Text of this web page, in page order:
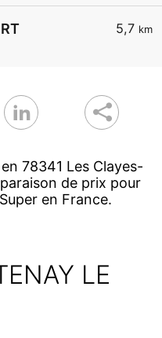
5,7 km
78341 Les Clayes-
de prix pour
en France.
LE